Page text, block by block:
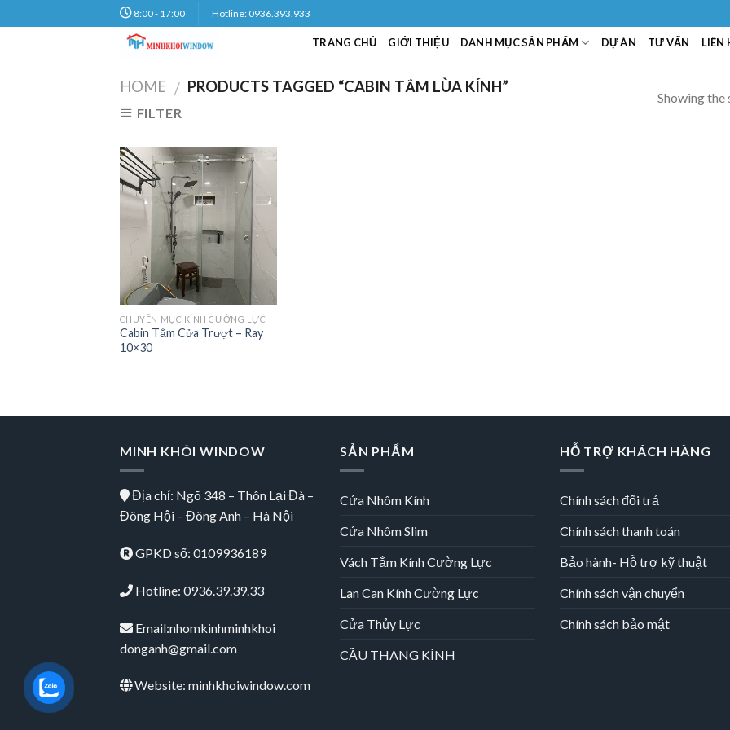
to
8:00 - 17:00 Hotline: 0936.393.933
TRANG CHỦ GIỚI THIỆU DANH MỤC SẢN PHẨM DỰ ÁN TƯ VẤN LIÊN
HOME / PRODUCTS TAGGED “CABIN TẮM LÙA KÍNH”
FILTER
Showing the
CHUYÊN MỤC KÍNH CƯỜNG LỰC
Cabin Tắm Cửa Trượt – Ray
10×30
MINH KHÔI WINDOW
Địa chỉ: Ngõ 348 – Thôn Lại Đà –
Đông Hội – Đông Anh – Hà Nội
GPKD số: 0109936189
Hotline: 0936.39.39.33
Email:nhomkinhminhkhoi
donganh@gmail.com
Website: minhkhoiwindow.com
SẢN PHẨM
Cửa Nhôm Kính
Cửa Nhôm Slim
Vách Tắm Kính Cường Lực
Lan Can Kính Cường Lực
Cửa Thủy Lực
CẦU THANG KÍNH
HỖ TRỢ KHÁCH HÀNG
Chính sách đổi trả
Chính sách thanh toán
Bảo hành- Hỗ trợ kỹ thuật
Chính sách vận chuyển
Chính sách bảo mật